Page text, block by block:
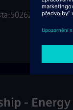
•
-